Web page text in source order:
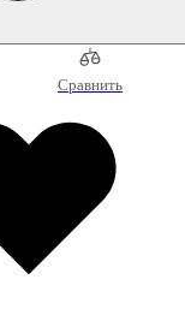
Сравнить